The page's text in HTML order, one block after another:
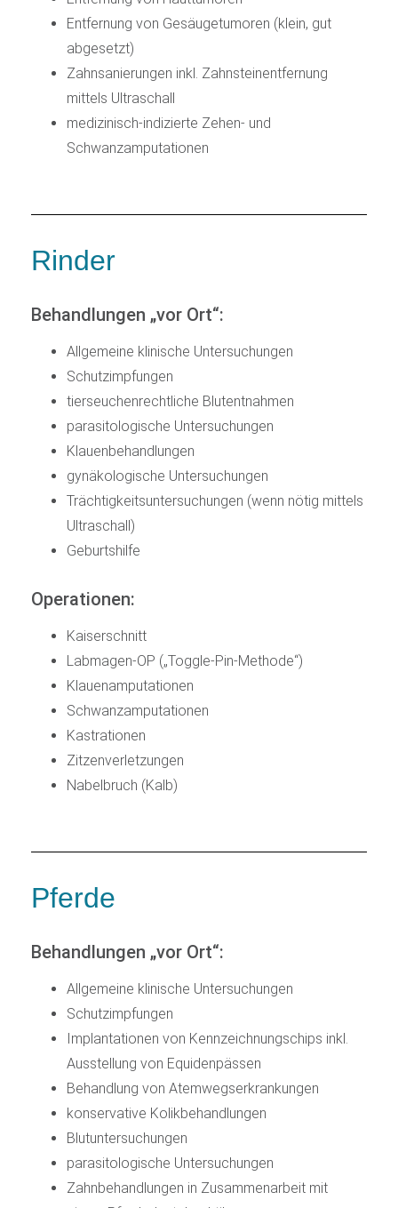
Entfernung von Gesäugetumoren (klein, gut
abgesetzt)
Zahnsanierungen inkl. Zahnsteinentfernung
mittels Ultraschall
medizinisch-indizierte Zehen- und
Schwanzamputationen
Rinder
Behandlungen „vor Ort“:
Allgemeine klinische Untersuchungen
Schutzimpfungen
tierseuchenrechtliche Blutentnahmen
parasitologische Untersuchungen
Klauenbehandlungen
gynäkologische Untersuchungen
Trächtigkeitsuntersuchungen (wenn nötig mittels
Ultraschall)
Geburtshilfe
Operationen:
Kaiserschnitt
Labmagen-OP („Toggle-Pin-Methode“)
Klauenamputationen
Schwanzamputationen
Kastrationen
Zitzenverletzungen
Nabelbruch (Kalb)
Pferde
Behandlungen „vor Ort“:
Allgemeine klinische Untersuchungen
Schutzimpfungen
Implantationen von Kennzeichnungschips inkl.
Ausstellung von Equidenpässen
Behandlung von Atemwegserkrankungen
konservative Kolikbehandlungen
Blutuntersuchungen
parasitologische Untersuchungen
Zahnbehandlungen in Zusammenarbeit mit